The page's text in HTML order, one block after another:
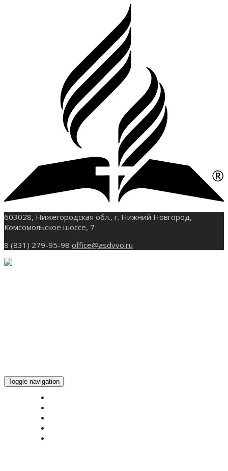
603028, Нижегородская обл., г. Нижний Новгород,
Комсомольское шоссе, 7
8 (831) 279-95-98 office@asdvvo.ru
Toggle navigation